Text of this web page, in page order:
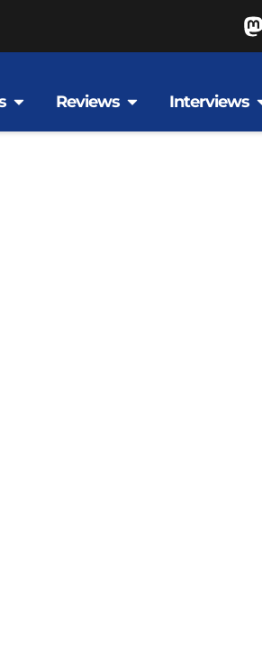
Reviews Interviews